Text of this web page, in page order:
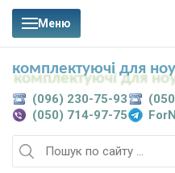
Меню
(096) 230-75-93
(050) 714-97-75
комплектуючі для